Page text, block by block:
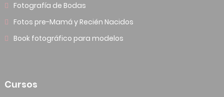
Fotografía de Bodas
Fotos pre-Mamá y Recién Nacidos
Book fotográfico para modelos
Cursos